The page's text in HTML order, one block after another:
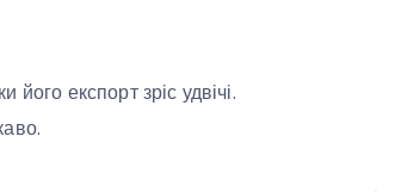
експорт зріс удвічі.